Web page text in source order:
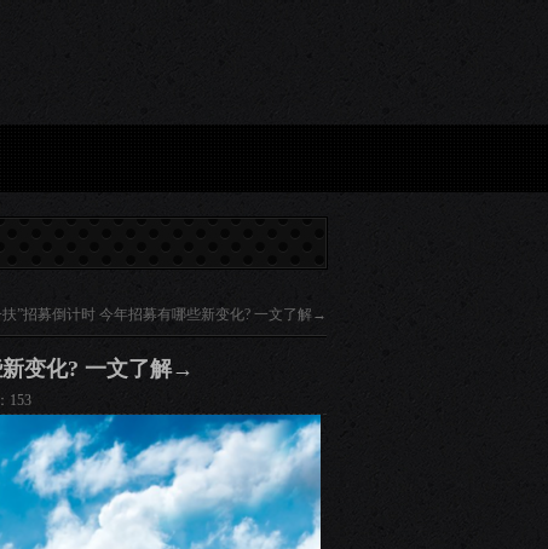
扶”招募倒计时 今年招募有哪些新变化? 一文了解→
变化? 一文了解→
153